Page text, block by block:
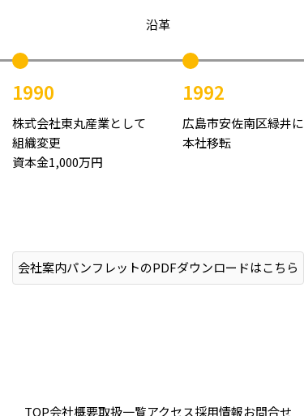
沿革
1990
株式会社東丸産業として
組織変更
資本金1,000万円
1992
広島市安佐南区緑井に
本社移転
会社案内パンフレットのPDFダウンロードはこちら
TOP会社概要取扱一覧アクセス採用情報お問合せ